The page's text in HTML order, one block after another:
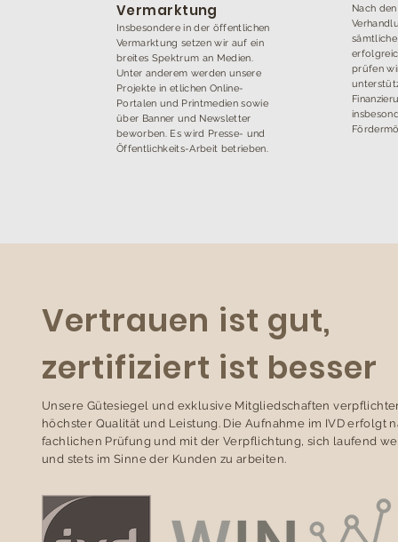
Vermarktung
Insbesondere in der öffentlichen
Vermarktung setzen wir auf ein
breites Spektrum an Medien.
Unter anderem werden unsere
Projekte in etlichen Online-
Portalen und Printmedien sowie
über Banner und Newsletter
beworben. Es wird Presse- und
Öffentlichkeits-Arbeit betrieben.
Nach
prüfen
Vertrauen ist gut,
zertifiziert ist besser
Unsere Gütesiegel und exklusive Mitgliedschaften
höchster Qualität und Leistung. Die Aufnahme im IVD erfolgt
fachlichen Prüfung und mit der Verpflichtung, sich laufend
und stets im Sinne der Kunden zu arbeiten.